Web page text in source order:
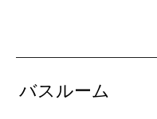
バスルーム